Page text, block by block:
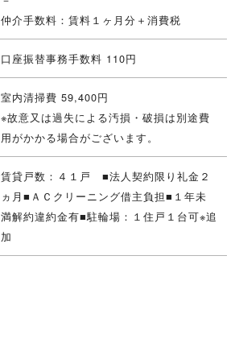
仲介手数料：賃料１ヶ月分＋消費税
口座振替事務手数料 110円
室内清掃費 59,400円
※故意又は過失による汚損・破損は別途費
用がかかる場合がございます。
賃貸戸数：４１戸 ■法人契約限り礼金２
ヵ月■ＡＣクリーニング借主負担■１年未
満解約違約金有■駐輪場：１住戸１台可※追
加